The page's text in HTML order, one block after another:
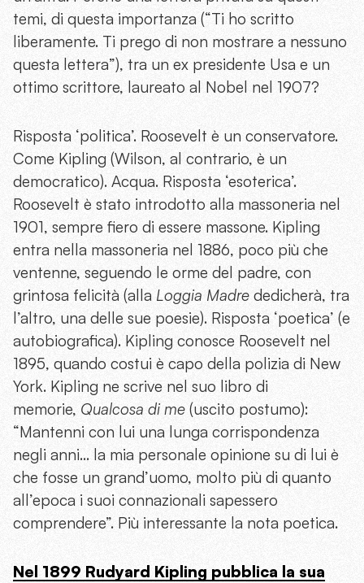
temi, di questa importanza (“Ti ho scritto
liberamente. Ti prego di non mostrare a nessuno
questa lettera”), tra un ex presidente Usa e un
ottimo scrittore, laureato al Nobel nel 1907?
Risposta ‘politica’. Roosevelt è un conservatore.
Come Kipling (Wilson, al contrario, è un
democratico). Acqua. Risposta ‘esoterica’.
Roosevelt è stato introdotto alla massoneria nel
1901, sempre fiero di essere massone. Kipling
entra nella massoneria nel 1886, poco più che
ventenne, seguendo le orme del padre, con
grintosa felicità (alla Loggia Madre dedicherà, tra
l’altro, una delle sue poesie). Risposta ‘poetica’ (e
autobiografica). Kipling conosce Roosevelt nel
1895, quando costui è capo della polizia di New
York. Kipling ne scrive nel suo libro di
memorie, Qualcosa di me (uscito postumo):
“Mantenni con lui una lunga corrispondenza
negli anni… la mia personale opinione su di lui è
che fosse un grand’uomo, molto più di quanto
all’epoca i suoi connazionali sapessero
comprendere”. Più interessante la nota poetica.
Nel 1899 Rudyard Kipling pubblica la sua